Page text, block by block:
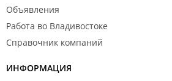
Объявления
Работа во Владивостоке
Справочник компаний
ИНФОРМАЦИЯ